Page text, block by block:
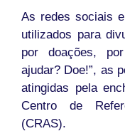
As redes sociais
utilizados para
por doações,
ajudar? Doe!”, as
atingidas pela
Centro de
(CRAS).